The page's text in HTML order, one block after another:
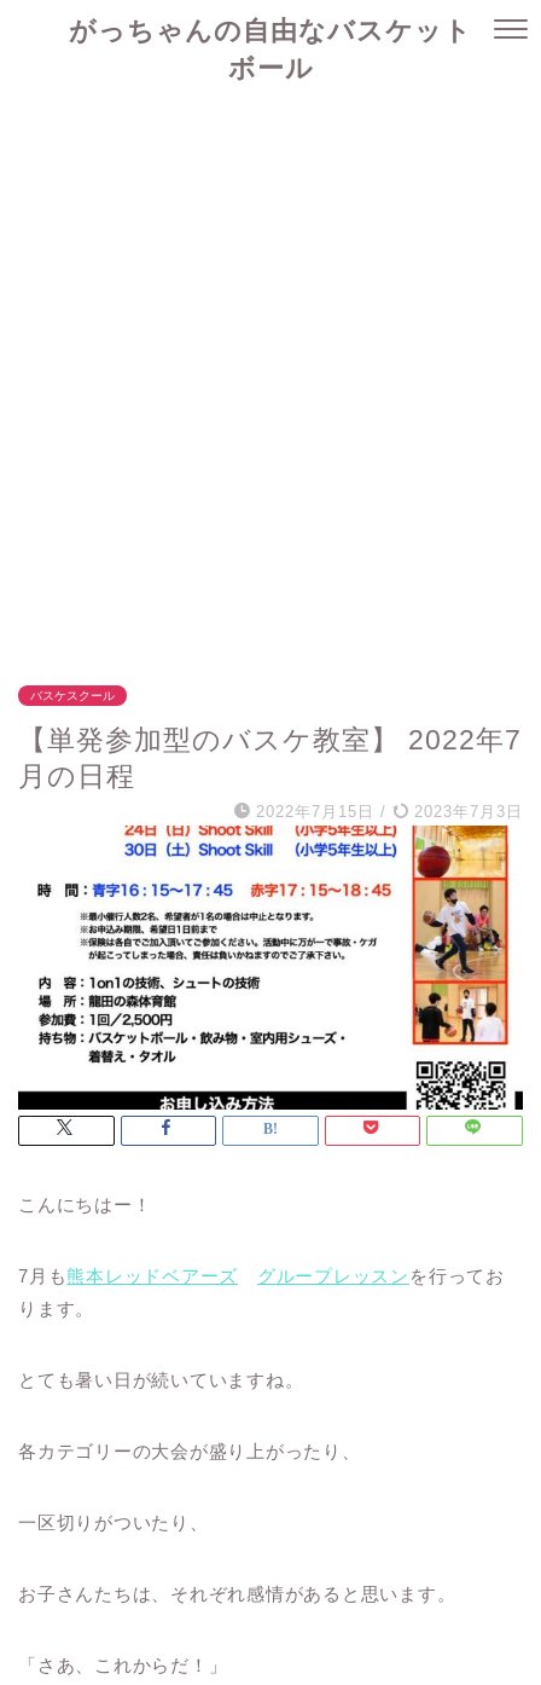
がっちゃんの自由なバスケット
ボール
バスケスクール
【単発参加型のバスケ教室】 2022年7
月の日程
2022年7月15日 / 2023年7月3日
こんにちはー！
7月も熊本レッドベアーズ グループレッスン を行ってお
ります。
とても暑い日が続いていますね。
各カテゴリーの大会が盛り上がったり、
一区切りがついたり、
お子さんたちは、それぞれ感情があると思います。
「さあ、これからだ！」